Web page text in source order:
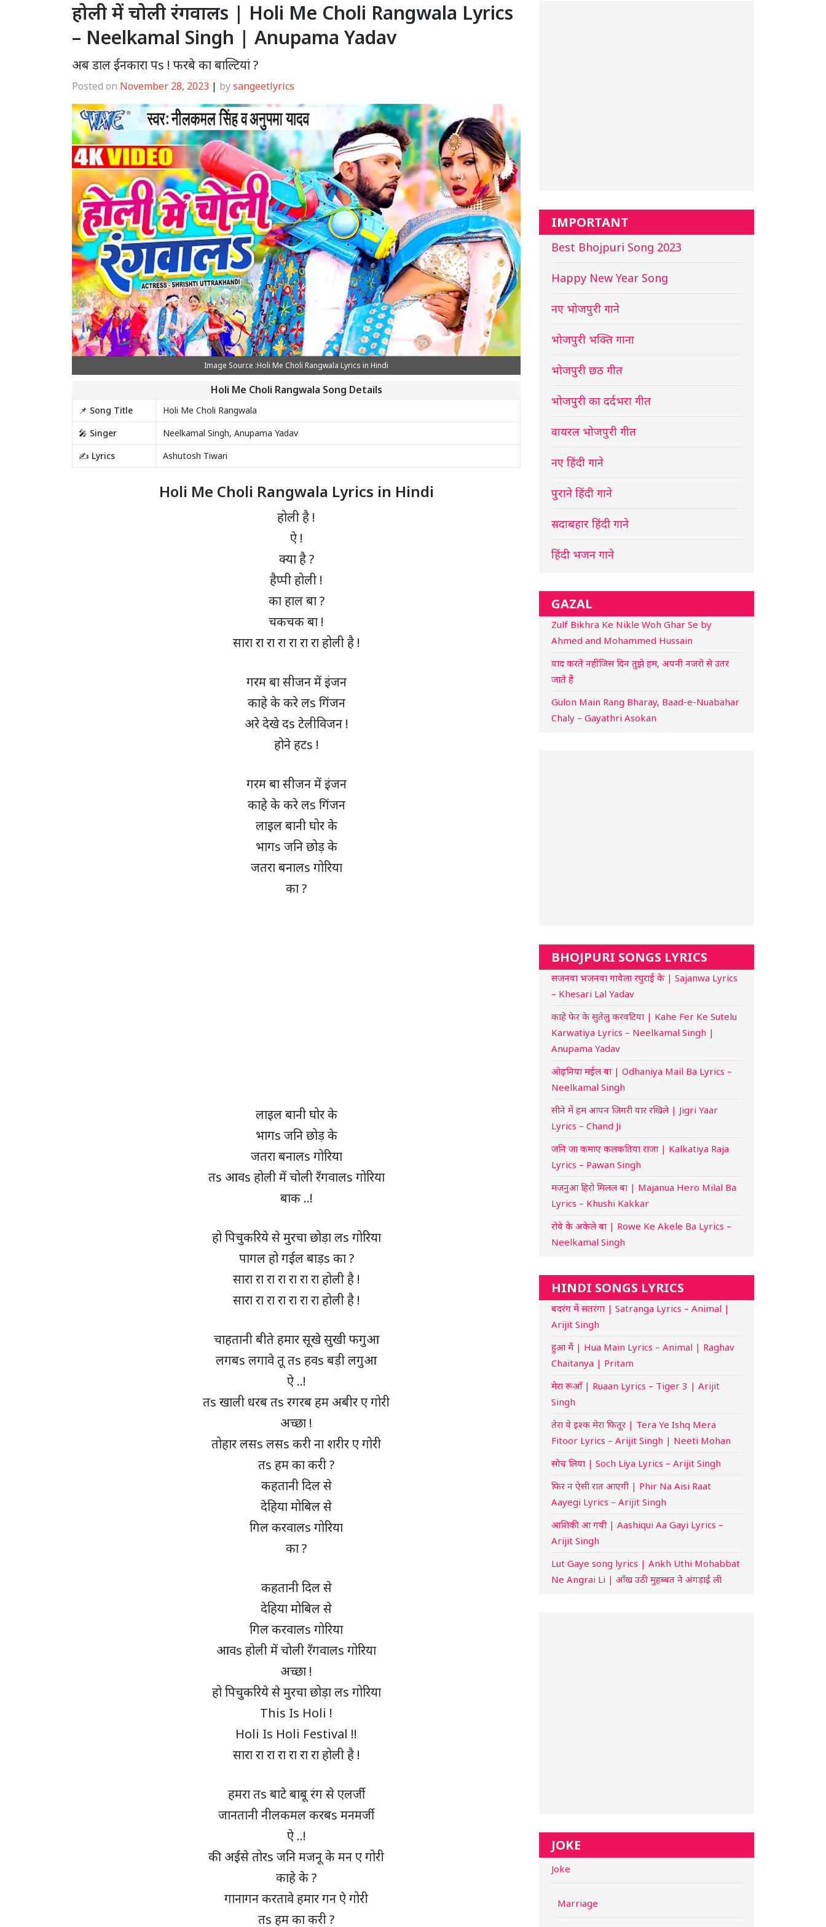
होली में चोली रंगवालs | Holi Me Choli Rangwala Lyrics
– Neelkamal Singh | Anupama Yadav
अब डाल ईनकारा पs ! फरबे का बाल्टियां ?
Posted on November 28, 2023 | bysangeetlyrics
Image Source :Holi Me Choli Rangwala Lyrics in Hindi
Holi Me Choli Rangwala Song Details
📌 Song Title
Holi Me Choli Rangwala
🎤 Singer
Neelkamal Singh, Anupama Yadav
✍️ Lyrics
Ashutosh Tiwari
Holi Me Choli Rangwala Lyrics in Hindi
होली है !
ऐ !
क्या है ?
हैप्पी होली !
का हाल बा ?
चकचक बा !
सारा रा रा रा रा रा रा होली है !
गरम बा सीजन में इंजन
काहे के करे लs गिंजन
अरे देखे दs टेलीविजन !
होने हटs !
गरम बा सीजन में इंजन
काहे के करे लs गिंजन
लाइल बानी घोर के
भागs जनि छोड़ के
जतरा बनालs गोरिया
का ?
लाइल बानी घोर के
भागs जनि छोड़ के
जतरा बनालs गोरिया
तs आवs होली में चोली रँगवालs गोरिया
बाक ..!
हो पिचुकरिये से मुरचा छोड़ा लs गोरिया
पागल हो गईल बाड़s का ?
सारा रा रा रा रा रा रा होली है !
सारा रा रा रा रा रा रा होली है !
चाहतानी बीते हमार सूखे सुखी फगुआ
लगबs लगावे तू तs हवs बड़ी लगुआ
ऐ ..!
तs खाली धरब तs रगरब हम अबीर ए गोरी
अच्छा !
तोहार लसs लसs करी ना शरीर ए गोरी
तs हम का करी ?
कहतानी दिल से
देहिया मोबिल से
गिल करवालs गोरिया
का ?
कहतानी दिल से
देहिया मोबिल से
गिल करवालs गोरिया
आवs होली में चोली रँगवालs गोरिया
अच्छा !
हो पिचुकरिये से मुरचा छोड़ा लs गोरिया
This Is Holi !
Holi Is Holi Festival !!
सारा रा रा रा रा रा रा होली है !
हमरा तs बाटे बाबू रंग से एलर्जी
जानतानी नीलकमल करबs मनमर्जी
ऐ ..!
की अईसे तोरs जनि मजनू के मन ए गोरी
काहे के ?
गानागन करतावे हमार गन ऐ गोरी
तs हम का करी ?
IMPORTANT
Best Bhojpuri Song 2023
Happy New Year Song
नए भोजपुरी गाने
भोजपुरी भक्ति गाना
भोजपुरी छठ गीत
भोजपुरी का दर्दभरा गीत
वायरल भोजपुरी गीत
नए हिंदी गाने
पुराने हिंदी गाने
सदाबहार हिंदी गाने
हिंदी भजन गाने
GAZAL
Zulf Bikhra Ke Nikle Woh Ghar Se by
Ahmed and Mohammed Hussain
याद करते नहीं जिस दिन तुझे हम, अपनी नजरो से उतर
जाते हैं
Gulon Main Rang Bharay, Baad-e-Nuabahar
Chaly – Gayathri Asokan
BHOJPURI SONGS LYRICS
सजनवा भजनवा गावेला रघुराई के | Sajanwa Lyrics
– Khesari Lal Yadav
काहे फेर के सुतेलु करवटिया | Kahe Fer Ke Sutelu
Karwatiya Lyrics – Neelkamal Singh |
Anupama Yadav
ओढ़निया मईल बा | Odhaniya Mail Ba Lyrics –
Neelkamal Singh
सीने में हम आपन जिगरी यार रखिले | Jigri Yaar
Lyrics – Chand Ji
जनि जा कमाए कलकतिया राजा | Kalkatiya Raja
Lyrics – Pawan Singh
मजनुआ हिरो मिलल बा | Majanua Hero Milal Ba
Lyrics – Khushi Kakkar
रोवे के अकेले बा | Rowe Ke Akele Ba Lyrics –
Neelkamal Singh
HINDI SONGS LYRICS
बदरंग में सतरंगा | Satranga Lyrics – Animal |
Arijit Singh
हुआ मैं | Hua Main Lyrics – Animal | Raghav
Chaitanya | Pritam
मेरा रूआँ | Ruaan Lyrics – Tiger 3 | Arijit
Singh
तेरा ये इश्क मेरा फितूर | Tera Ye Ishq Mera
Fitoor Lyrics – Arijit Singh | Neeti Mohan
सोच लिया | Soch Liya Lyrics – Arijit Singh
फिर न ऐसी रात आएगी | Phir Na Aisi Raat
Aayegi Lyrics – Arijit Singh
आशिकी आ गयी | Aashiqui Aa Gayi Lyrics –
Arijit Singh
Lut Gaye song lyrics | Ankh Uthi Mohabbat
Ne Angrai Li | आँख उठी मुहब्बत ने अंगड़ाई ली
JOKE
Joke
Marriage